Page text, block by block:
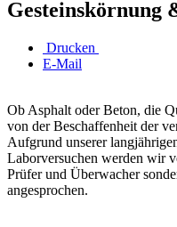
Gesteinskörnung
Drucken
E-Mail
Ob Asphalt oder Beton, die
von der Beschaffenheit der
Aufgrund unserer
Laborversuchen werden wir
Prüfer und Überwacher
angesprochen.